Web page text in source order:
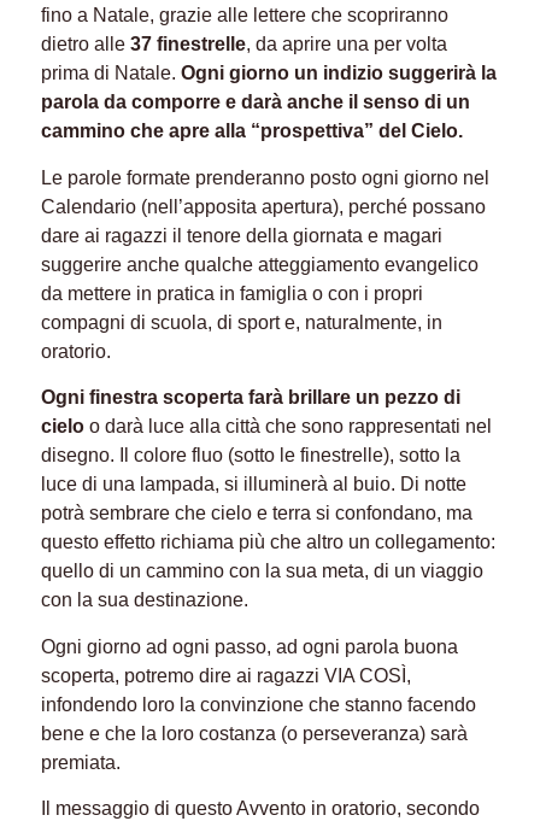
fino a Natale, grazie alle lettere che scopriranno
dietro alle 37 finestrelle, da aprire una per volta
prima di Natale. Ogni giorno un indizio suggerirà la
parola da comporre e darà anche il senso di un
cammino che apre alla “prospettiva” del Cielo.
Le parole formate prenderanno posto ogni giorno nel
Calendario (nell’apposita apertura), perché possano
dare ai ragazzi il tenore della giornata e magari
suggerire anche qualche atteggiamento evangelico
da mettere in pratica in famiglia o con i propri
compagni di scuola, di sport e, naturalmente, in
oratorio.
Ogni finestra scoperta farà brillare un pezzo di
cieloo darà luce alla città che sono rappresentati nel
disegno. Il colore fluo (sotto le finestrelle), sotto la
luce di una lampada, si illuminerà al buio. Di notte
potrà sembrare che cielo e terra si confondano, ma
questo effetto richiama più che altro un collegamento:
quello di un cammino con la sua meta, di un viaggio
con la sua destinazione.
Ogni giorno ad ogni passo, ad ogni parola buona
scoperta, potremo dire ai ragazzi VIA COSÌ,
infondendo loro la convinzione che stanno facendo
bene e che la loro costanza (o perseveranza) sarà
premiata.
Il messaggio di questo Avvento in oratorio, secondo